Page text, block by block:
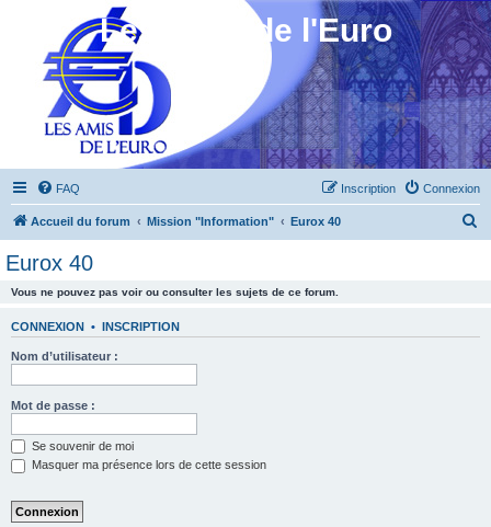
Les Amis de l'Euro
FAQ Connexion
Inscription
Accueil du forum Mission "Information" Eurox 40
Eurox 40
Vous ne pouvez pas voir ou consulter les sujets de ce forum.
CONNEXION • INSCRIPTION
Nom d’utilisateur :
Mot de passe :
Se souvenir de moi
Masquer ma présence lors de cette session